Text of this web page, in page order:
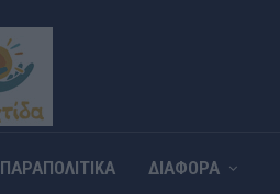
ΠΑΡΑΠΟΛΙΤΙΚΑ ΔΙΑΦΟΡΑ